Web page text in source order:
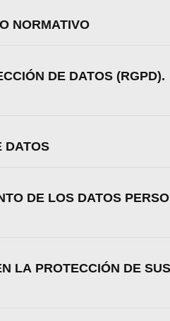
NORMATIVO
DE DATOS (RGPD).
DATOS
DE LOS DATOS
LA PROTECCIÓN DE